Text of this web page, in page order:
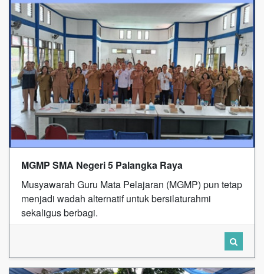
MGMP SMA Negeri 5 Palangka Raya
Musyawarah Guru Mata Pelajaran (MGMP) pun tetap
menjadi wadah alternatif untuk bersilaturahmi
sekaligus berbagi.